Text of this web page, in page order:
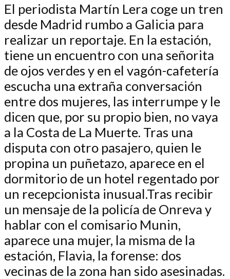
El periodista Martín Lera coge un tren
desde Madrid rumbo a Galicia para
realizar un reportaje. En la estación,
tiene un encuentro con una señorita
de ojos verdes y en el vagón-cafetería
escucha una extraña conversación
entre dos mujeres, las interrumpe y le
dicen que, por su propio bien, no vaya
a la Costa de La Muerte. Tras una
disputa con otro pasajero, quien le
propina un puñetazo, aparece en el
dormitorio de un hotel regentado por
un recepcionista inusual.Tras recibir
un mensaje de la policía de Onreva y
hablar con el comisario Munin,
aparece una mujer, la misma de la
estación, Flavia, la forense: dos
vecinas de la zona han sido asesinadas.